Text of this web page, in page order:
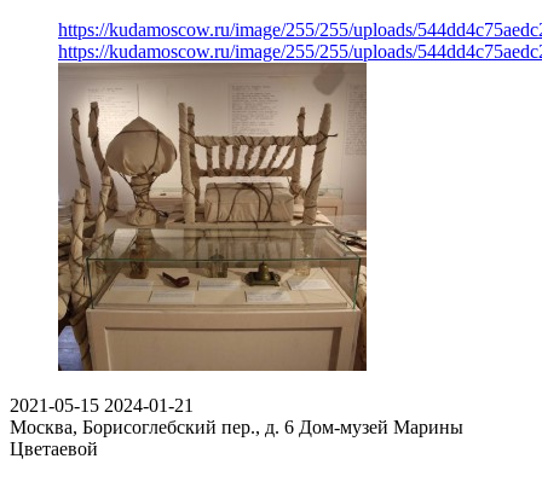
https://kudamoscow.ru/image/255/255/uploads/
https://kudamoscow.ru/image/255/255/uploads/
2021-05-15 2024-01-21
Москва, Борисоглебский пер., д. 6 Дом-музей Марины
Цветаевой